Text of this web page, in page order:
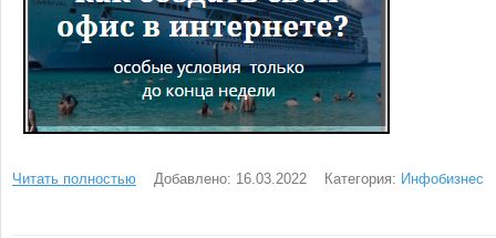
Читать полностью Добавлено: 16.03.2022 Категория: Инфобизнес